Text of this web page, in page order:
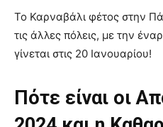
Το Καρναβάλι φέτος στην
τις άλλες πόλεις, με την
γίνεται στις 20 Ιανουαρίου!
Πότε είναι οι